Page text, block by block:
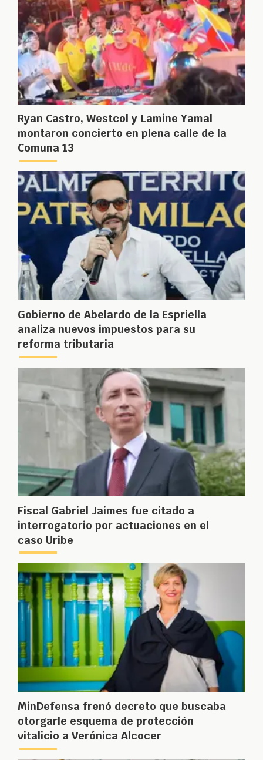
Ryan Castro, Westcol y Lamine Yamal
montaron concierto en plena calle de la
Comuna 13
Gobierno de Abelardo de la Espriella
analiza nuevos impuestos para su
reforma tributaria
Fiscal Gabriel Jaimes fue citado a
interrogatorio por actuaciones en el
caso Uribe
MinDefensa frenó decreto que buscaba
otorgarle esquema de protección
vitalicio a Verónica Alcocer